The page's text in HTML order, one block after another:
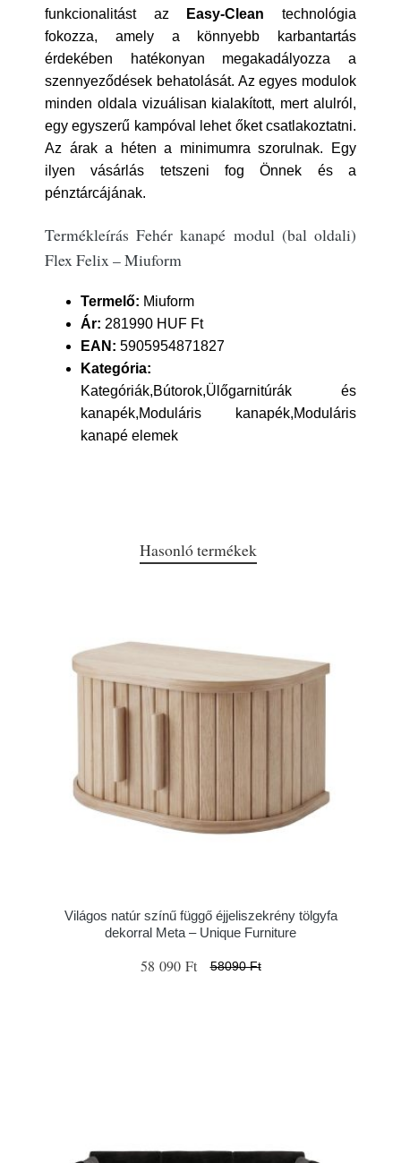
funkcionalitást az
Easy-Clean technológia
fokozza, amely a könnyebb karbantartás
érdekében hatékonyan megakadályozza a
szennyeződések behatolását. Az egyes modulok
minden oldala vizuálisan kialakított, mert alulról,
egy egyszerű kampóval lehet őket csatlakoztatni.
Az árak a héten a minimumra szorulnak. Egy
ilyen vásárlás tetszeni fog Önnek és a
pénztárcájának.
Termékleírás Fehér kanapé modul (bal oldali)
Flex Felix – Miuform
Termelő: Miuform
Ár: 281990 HUF Ft
EAN: 5905954871827
Kategória:
Kategóriák,Bútorok,Ülőgarnitúrák és
kanapék,Moduláris kanapék,Moduláris
kanapé elemek
Hasonló termékek
Világos natúr színű függő éjjeliszekrény tölgyfa
dekorral Meta – Unique Furniture
58 090 Ft 58090 Ft